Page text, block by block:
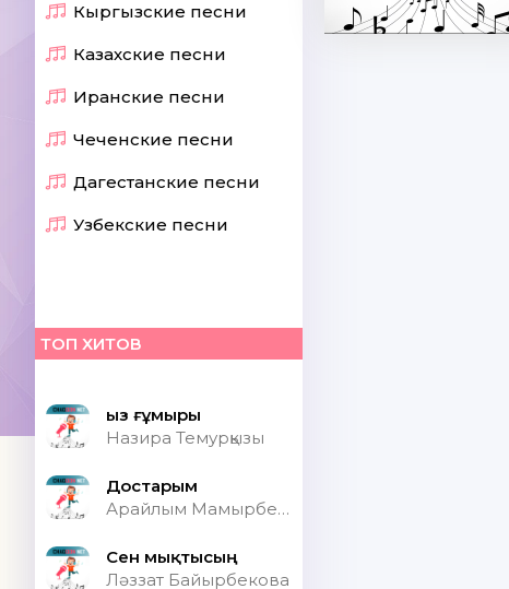
Кыргызские песни
Казахские песни
Иранские песни
Чеченские песни
Дагестанские песни
Узбекские песни
ТОП ХИТОВ
Қыз ғұмыры
Назира Темурқызы
Достарым
Арайлым Мамырбекқызы
Сен мықтысың
Ләззат Байырбекова